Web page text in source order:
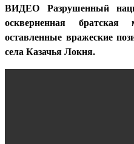
ВИДЕО Разрушенный
оскверненная
оставленные вражеские
села Казачья Локня.